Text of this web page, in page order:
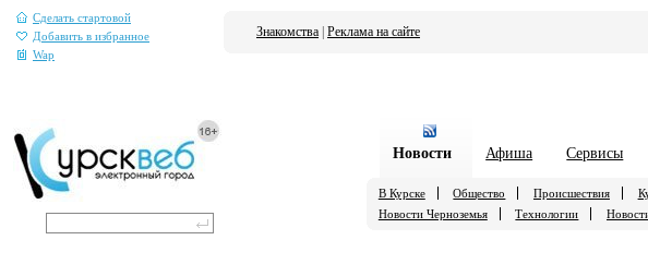
Сделать стартовой
Добавить в избранное
Wap
Знакомства Реклама на сайте
Новости Афиша Сервисы
В Курске Общество Происшествия
Новости Черноземья
Технологии